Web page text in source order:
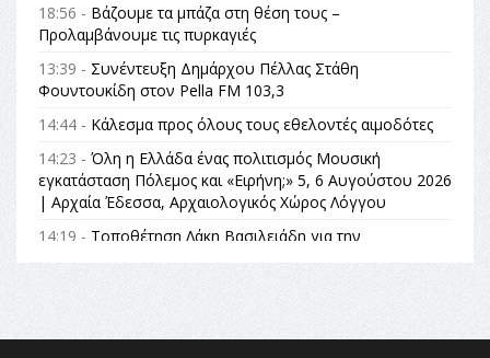
18:56 - Βάζουμε τα μπάζα στη θέση τους –
Προλαμβάνουμε τις πυρκαγιές
13:39 - Συνέντευξη Δημάρχου Πέλλας Στάθη
Φουντουκίδη στον Pella FM 103,3
14:44 - Κάλεσμα προς όλους τους εθελοντές αιμοδότες
14:23 - Όλη η Ελλάδα ένας πολιτισμός Μουσική
εγκατάσταση Πόλεμος και «Ειρήνη;» 5, 6 Αυγούστου 2026
| Αρχαία Έδεσσα, Αρχαιολογικός Χώρος Λόγγου
14:19 - Τοποθέτηση Λάκη Βασιλειάδη για την
Αναθεώρηση του Συντάγματος: «Σε τέτοιες κορυφαίες
θεσμικές διαδικασίες υπάρχει μόνο η ευθύνη απέναντι
στις επόμενες γενιές»
16:35 -Το πρόγραμμα του ΠΑΟΚ στον δεύτερο γύρο του